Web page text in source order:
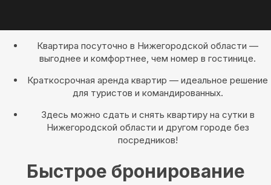
Квартира посуточно в Нижегородской области —
выгоднее и комфортнее, чем номер в гостинице.
Краткосрочная аренда квартир — идеальное решение
для туристов и командированных.
Здесь можно сдать и снять квартиру на сутки в
Нижегородской области и другом городе без
посредников!
Быстрое бронирование